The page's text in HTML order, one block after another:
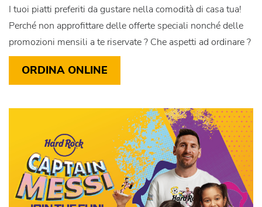
I tuoi piatti preferiti da gustare nella comodità di casa tua!
Perché non approfittare delle offerte speciali nonché delle
promozioni mensili a te riservate ? Che aspetti ad ordinare ?
ORDINA ONLINE